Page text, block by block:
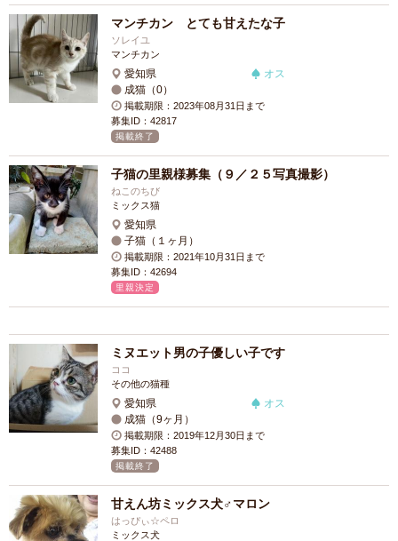
マンチカン とても甘えたな子
ソレイユ
マンチカン
愛知県
オス
成猫（0）
掲載期限：2023年08月31日まで
募集ID：42817
掲載終了
子猫の里親様募集（９／２５写真撮影）
ねこのちび
ミックス猫
愛知県
子猫（１ヶ月）
掲載期限：2021年10月31日まで
募集ID：42694
里親決定
ミヌエット男の子優しい子です
ココ
その他の猫種
愛知県
オス
成猫（9ヶ月）
掲載期限：2019年12月30日まで
募集ID：42488
掲載終了
甘えん坊ミックス犬♂マロン
はっぴぃ☆ペロ
ミックス犬